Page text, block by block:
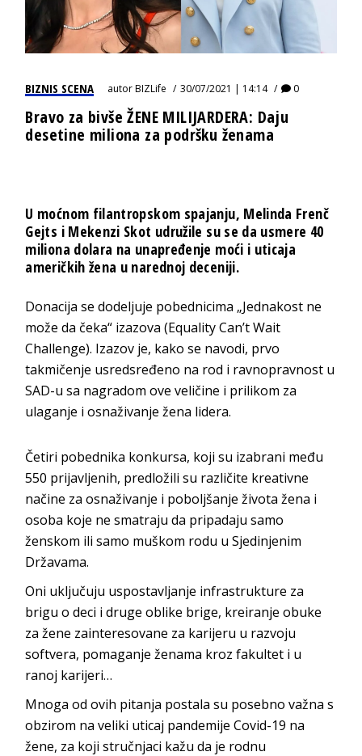
BIZNIS SCENA autorBIZLife 30/07/2021 | 14:14 0
Bravo za bivše ŽENE MILIJARDERA: Daju
desetine miliona za podršku ženama
U moćnom filantropskom spajanju, Melinda Frenč
Gejts i Mekenzi Skot udružile su se da usmere 40
miliona dolara na unapređenje moći i uticaja
američkih žena u narednoj deceniji.
Donacija se dodeljuje pobednicima „Jednakost ne
može da čeka“ izazova (Equality Can’t Wait
Challenge). Izazov je, kako se navodi, prvo
takmičenje usredsređeno na rod i ravnopravnost u
SAD-u sa nagradom ove veličine i prilikom za
ulaganje i osnaživanje žena lidera.
Četiri pobednika konkursa, koji su izabrani među
550 prijavljenih, predložili su različite kreativne
načine za osnaživanje i poboljšanje života žena i
osoba koje ne smatraju da pripadaju samo
ženskom ili samo muškom rodu u Sjedinjenim
Državama.
Oni uključuju uspostavljanje infrastrukture za
brigu o deci i druge oblike brige, kreiranje obuke
za žene zainteresovane za karijeru u razvoju
softvera, pomaganje ženama kroz fakultet i u
ranoj karijeri…
Mnoga od ovih pitanja postala su posebno važna s
obzirom na veliki uticaj pandemije Covid-19 na
žene, za koji stručnjaci kažu da je rodnu